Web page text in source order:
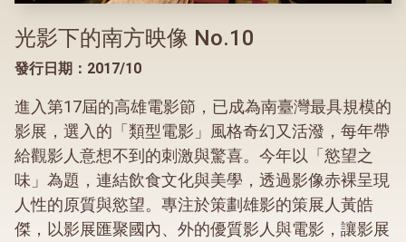
光影下的南方映像 No.10
發行日期：2017/10
進入第17屆的高雄電影節，已成為南臺灣最具規模的
影展，選入的「類型電影」風格奇幻又活潑，每年帶
給觀影人意想不到的刺激與驚喜。今年以「慾望之
味」為題，連結飲食文化與美學，透過影像赤裸呈現
人性的原質與慾望。專注於策劃雄影的策展人黃皓
傑，以影展匯聚國內、外的優質影人與電影，讓影展